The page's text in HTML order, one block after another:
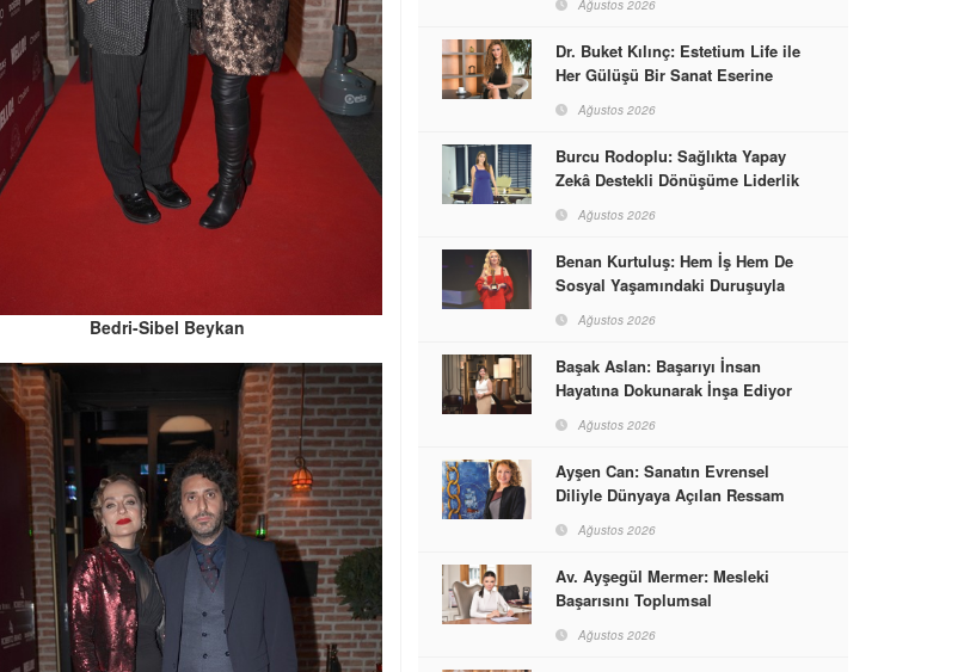
Bedri-Sibel Beykan
Ağustos 2026
Dr. Buket Kılınç: Estetium Life ile
Her Gülüşü Bir Sanat Eserine
Ağustos 2026
Burcu Rodoplu: Sağlıkta Yapay
Zekâ Destekli Dönüşüme Liderlik
Ağustos 2026
Benan Kurtuluş: Hem İş Hem De
Sosyal Yaşamındaki Duruşuyla
Ağustos 2026
Başak Aslan: Başarıyı İnsan
Hayatına Dokunarak İnşa Ediyor
Ağustos 2026
Ayşen Can: Sanatın Evrensel
Diliyle Dünyaya Açılan Ressam
Ağustos 2026
Av. Ayşegül Mermer: Mesleki
Başarısını Toplumsal
Ağustos 2026